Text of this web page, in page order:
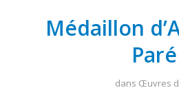
Médaillon
Paré
dans Œuvres